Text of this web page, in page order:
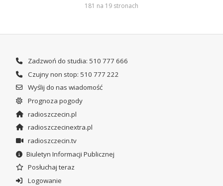
181 na 19 stronach
Zadzwoń do studia: 510 777 666
Czujny non stop: 510 777 222
Wyślij do nas wiadomość
Prognoza pogody
radioszczecin.pl
radioszczecinextra.pl
radioszczecin.tv
Biuletyn Informacji Publicznej
Posłuchaj teraz
Logowanie